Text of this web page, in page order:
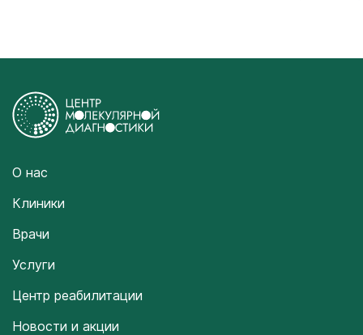
О нас
Клиники
Врачи
Услуги
Центр реабилитации
Новости и акции